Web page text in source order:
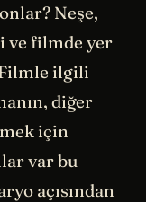
Neşe,
ve filmde yer
Filmle ilgili
diğer
için
var bu
açısından